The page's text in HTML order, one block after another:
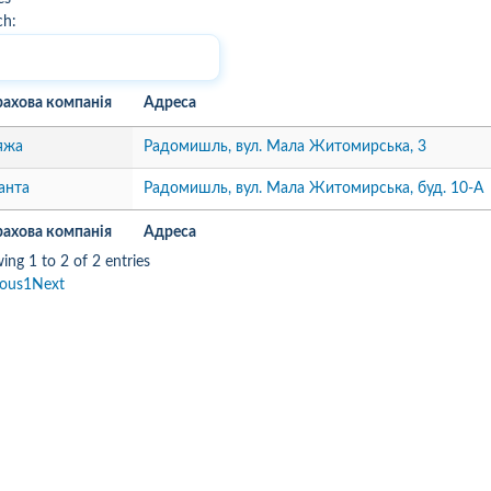
компанія Адреса
компанія Адреса
Радомишль, вул. Мала Житомирська, 3
Радомишль, вул. Мала Житомирська, буд. 10-А
1 to 2 of 2 entries
1Next